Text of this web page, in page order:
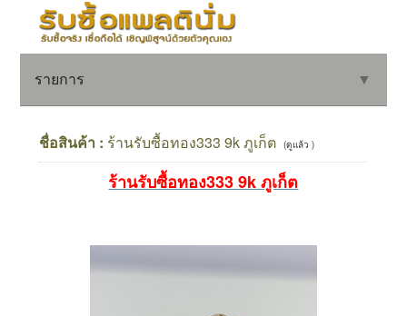
รายการ ▼
ชื่อสินค้า : ร้านรับซื้อทอง333 9k ภูเก็ต (ดูแล้ว )
ร้านรับซื้อทอง333 9k ภูเก็ต